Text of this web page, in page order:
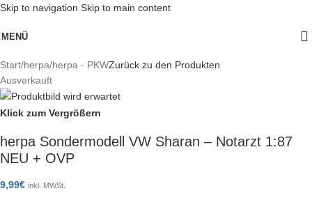
Skip to navigation Skip to main content
MENÜ
Start/herpa/herpa - PKWZurück zu den Produkten
Ausverkauft
Klick zum Vergrößern
herpa Sondermodell VW Sharan – Notarzt 1:87
NEU + OVP
9,99€ inkl. MWSt.